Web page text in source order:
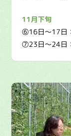
11月下旬
⑥16日〜17日
⑦23日〜24日